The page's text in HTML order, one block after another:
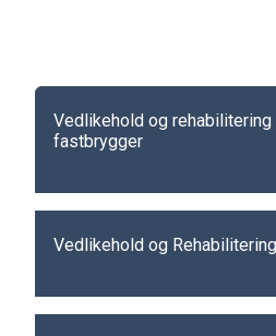
Vedlikehold og rehabilitering
fastbrygger
Vedlikehold og